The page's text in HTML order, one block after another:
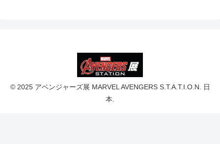
© 2025 アベンジャーズ展 MARVEL AVENGERS S.T.A.T.I.O.N. 日
本.